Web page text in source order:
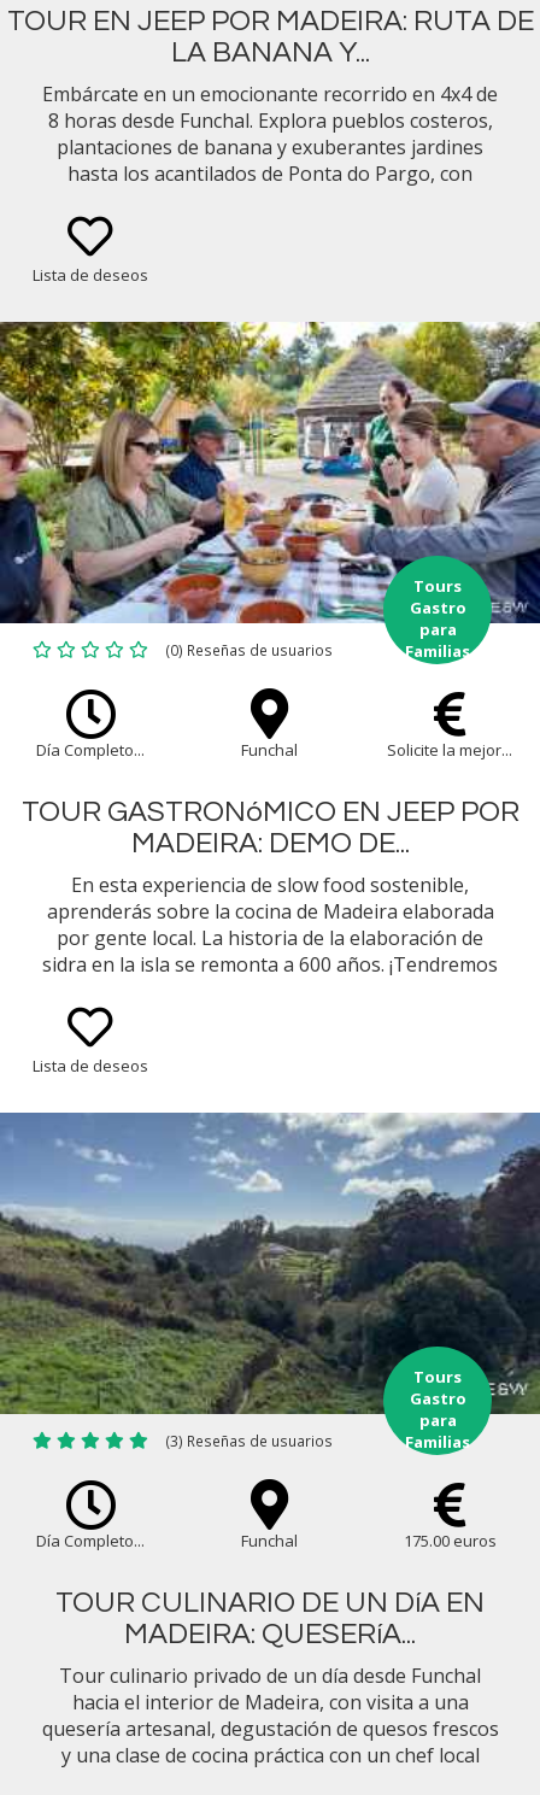
TOUR EN JEEP POR MADEIRA: RUTA DE
LA BANANA Y...
Embárcate en un emocionante recorrido en 4x4 de
8 horas desde Funchal. Explora pueblos costeros,
plantaciones de banana y exuberantes jardines
hasta los acantilados de Ponta do Pargo, con
Lista de deseos
(0) Reseñas de usuarios
Tours
Gastro
para
Familias
Día Completo... Funchal Solicite la mejor...
TOUR GASTRONóMICO EN JEEP POR
MADEIRA: DEMO DE...
En esta experiencia de slow food sostenible,
aprenderás sobre la cocina de Madeira elaborada
por gente local. La historia de la elaboración de
sidra en la isla se remonta a 600 años. ¡Tendremos
Lista de deseos
(3) Reseñas de usuarios
Tours
Gastro
para
Familias
Día Completo... Funchal 175.00 euros
TOUR CULINARIO DE UN DíA EN
MADEIRA: QUESERíA...
Tour culinario privado de un día desde Funchal
hacia el interior de Madeira, con visita a una
quesería artesanal, degustación de quesos frescos
y una clase de cocina práctica con un chef local